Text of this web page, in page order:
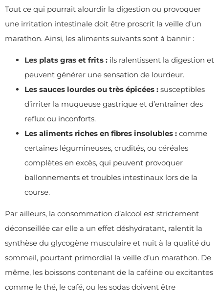
Tout ce qui pourrait alourdir la digestion ou provoquer
une irritation intestinale doit être proscrit la veille d’un
marathon. Ainsi, les aliments suivants sont à bannir :
Les plats gras et frits : ils ralentissent la digestion et
peuvent générer une sensation de lourdeur.
Les sauces lourdes ou très épicées : susceptibles
d’irriter la muqueuse gastrique et d’entraîner des
reflux ou inconforts.
Les aliments riches en fibres insolubles : comme
certaines légumineuses, crudités, ou céréales
complètes en excès, qui peuvent provoquer
ballonnements et troubles intestinaux lors de la
course.
Par ailleurs, la consommation d’alcool est strictement
déconseillée car elle a un effet déshydratant, ralentit la
synthèse du glycogène musculaire et nuit à la qualité du
sommeil, pourtant primordial la veille d’un marathon. De
même, les boissons contenant de la caféine ou excitantes
comme le thé, le café, ou les sodas doivent être